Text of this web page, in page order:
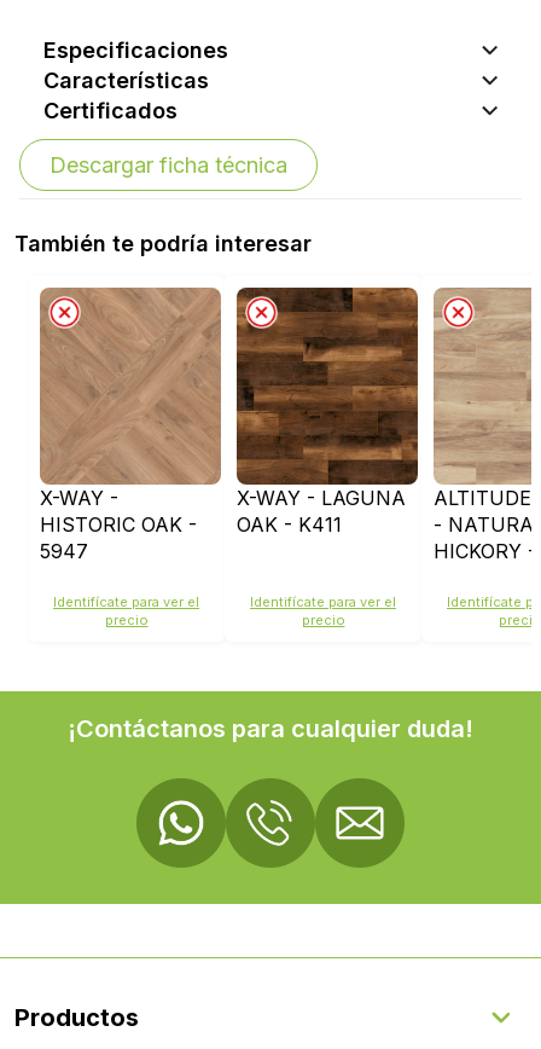
Especificaciones
Características
Certificados
Descargar ficha técnica
También te podría interesar
X-WAY -
HISTORIC OAK -
5947
Identifícate para ver el
precio
X-WAY - LAGUNA
OAK - K411
Identifícate para ver el
precio
ALTITUDE
-
HICKORY
Identifícate
precio
¡Contáctanos para cualquier duda!
Productos